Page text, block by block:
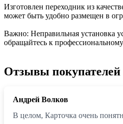
Изготовлен переходник из
может быть удобно размещен в
Важно: Неправильная установка
обращайтесь к
Отзывы покупателей
Андрей Волков
В целом, Карточка очень